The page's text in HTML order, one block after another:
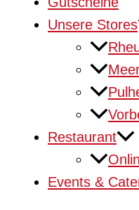
Unsere Stores
Restaurant
Events &